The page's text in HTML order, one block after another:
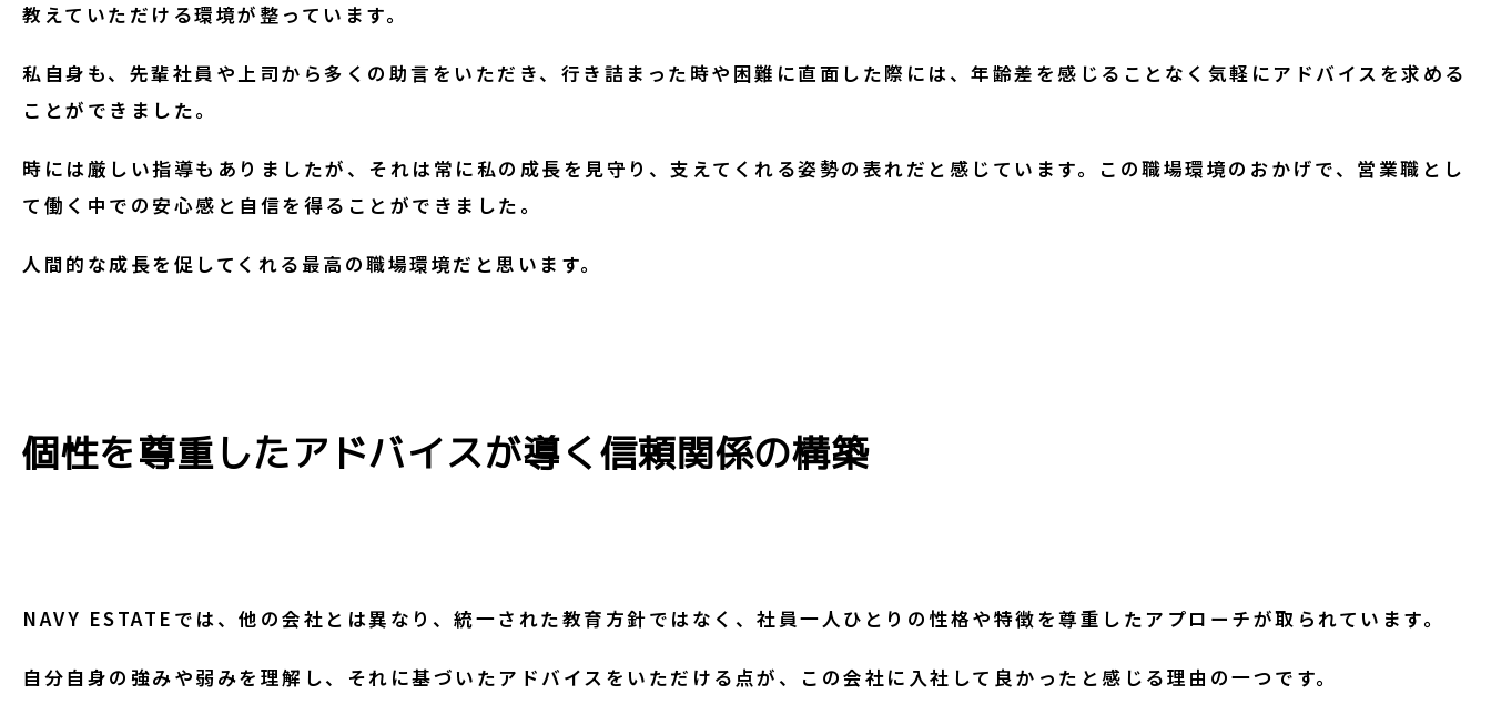
教えていただける環境が整っています。
私自身も、先輩社員や上司から多くの助言をいただき、行き詰まった時や困難に直面した際には、年齢差を感じることなく気軽にアドバイスを求める
ことができました。
時には厳しい指導もありましたが、それは常に私の成長を見守り、支えてくれる姿勢の表れだと感じています。この職場環境のおかげで、営業職とし
て働く中での安心感と自信を得ることができました。
人間的な成長を促してくれる最高の職場環境だと思います。
個性を尊重したアドバイスが導く信頼関係の構築
NAVY ESTATEでは、他の会社とは異なり、統一された教育方針ではなく、社員一人ひとりの性格や特徴を尊重したアプローチが取られています。
自分自身の強みや弱みを理解し、それに基づいたアドバイスをいただける点が、この会社に入社して良かったと感じる理由の一つです。